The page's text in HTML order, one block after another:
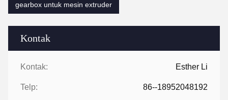
Kontak
Kontak: Esther Li
Telp: 86--18952048192
gearbox untuk mesin extruder